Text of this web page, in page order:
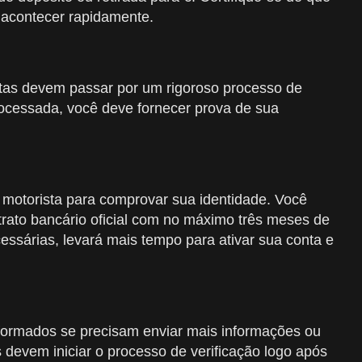
rapidamente.
devem passar por um rigoroso processo de
você deve fornecer prova de sua
para comprovar sua identidade. Você
bancário oficial com no máximo três meses de
levará mais tempo para ativar sua conta e
se precisam enviar mais informações ou
iniciar o processo de verificação logo após